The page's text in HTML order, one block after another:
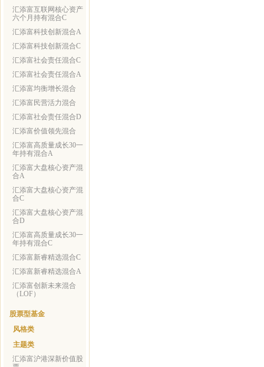
汇添富互联网核心资产
六个月持有混合C
汇添富科技创新混合A
汇添富科技创新混合C
汇添富社会责任混合C
汇添富社会责任混合A
汇添富均衡增长混合
汇添富民营活力混合
汇添富社会责任混合D
汇添富价值领先混合
汇添富高质量成长30一
年持有混合A
汇添富大盘核心资产混
合A
汇添富大盘核心资产混
合C
汇添富大盘核心资产混
合D
汇添富高质量成长30一
年持有混合C
汇添富新睿精选混合C
汇添富新睿精选混合A
汇添富创新未来混合
（LOF）
股票型基金
风格类
主题类
汇添富沪港深新价值股